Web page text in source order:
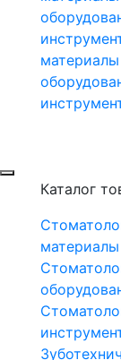
материалы
Каталог
материалы